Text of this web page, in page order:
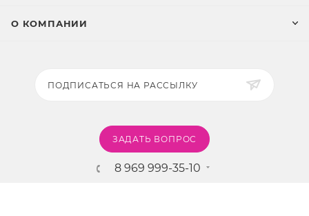
О КОМПАНИИ
ПОДПИСАТЬСЯ НА РАССЫЛКУ
ЗАДАТЬ ВОПРОС
8 969 999-35-10